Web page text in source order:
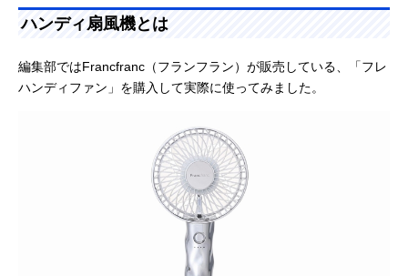
ハンディ扇風機とは
編集部ではFrancfranc（フランフラン）が販売している、「フレ
ハンディファン」を購入して実際に使ってみました。